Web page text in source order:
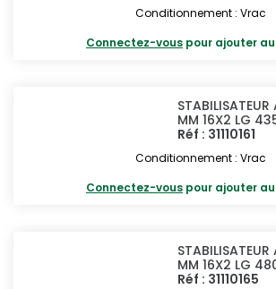
Conditionnement : Vrac
Connectez-vous pour ajouter
STABILISATEUR
MM 16X2 LG
Réf : 31110161
Conditionnement : Vrac
Connectez-vous pour ajouter
STABILISATEUR
MM 16X2 LG
Réf : 31110165